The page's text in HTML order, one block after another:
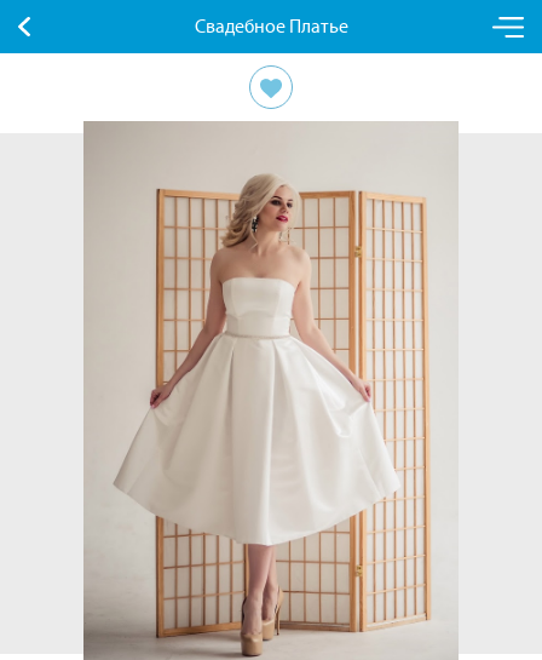
Свадебное Платье